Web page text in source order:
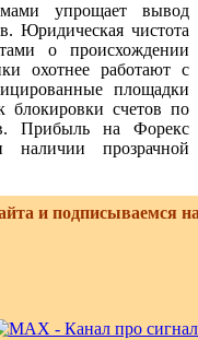
упрощает вывод
Юридическая чистота
о происхождении
охотнее работают с
площадки
блокировки счетов по
Прибыль на Форекс
наличии прозрачной
и подписываемся